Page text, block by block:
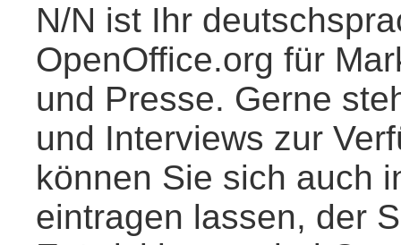
N/N ist Ihr
OpenOffice.org für
und Presse. Gerne
und Interviews zur
können Sie sich auch
eintragen lassen, der